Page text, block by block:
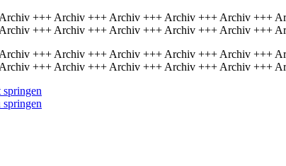
+++ Archiv +++ Archiv +++ Archiv +++ Archiv +++
+++ Archiv +++ Archiv +++ Archiv +++ Archiv +++
+++ Archiv +++ Archiv +++ Archiv +++ Archiv +++
+++ Archiv +++ Archiv +++ Archiv +++ Archiv +++